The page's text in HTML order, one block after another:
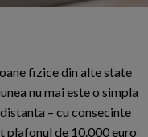
fizice din alte state
nu mai este o simpla
– cu consecinte
plafonul de 10.000 euro